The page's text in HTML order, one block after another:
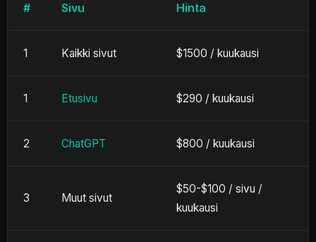
# Sivu Hinta
1 Kaikki sivut $1500 / kuukausi
1 Etusivu $290 / kuukausi
2 ChatGPT $800 / kuukausi
3 Muut sivut
$50-$100 / sivu /
kuukausi